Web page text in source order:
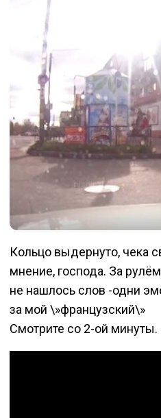
Кольцо выдернуто, чека
мнение, господа. За
не нашлось слов -одни
за мой \»французский\»
Смотрите со 2-ой минуты.